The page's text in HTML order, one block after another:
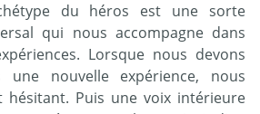
du héros est une sorte
qui nous accompagne dans
Lorsque nous devons
une nouvelle expérience, nous
hésitant. Puis une voix intérieure